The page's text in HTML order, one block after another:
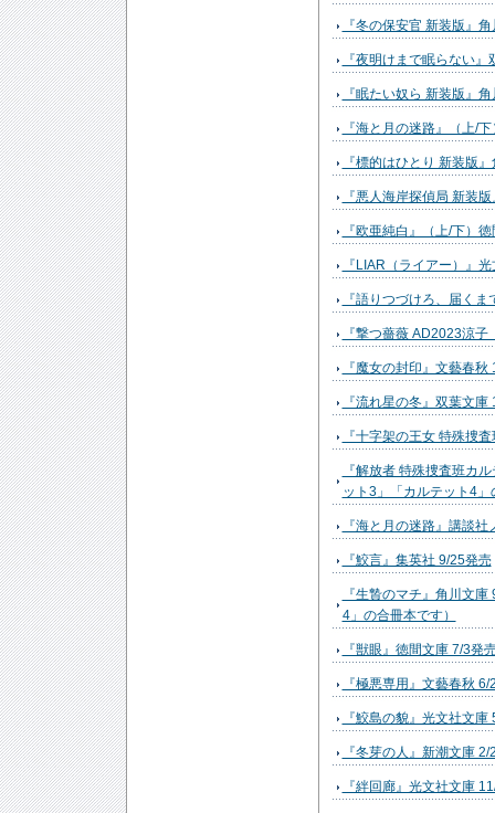
『冬の保安官 新装版』
『夜明けまで眠らない
『眠たい奴ら 新装版』
『海と月の迷路』（上/
『標的はひとり 新装版
『悪人海岸探偵局 新装
『欧亜純白』（上/下）
『LIAR（ライアー）』
『語りつづけろ、届く
『撃つ薔薇 AD2023涼
『魔女の封印』文藝春秋
『流れ星の冬』双葉文庫
『十字架の王女 特殊捜
『解放者 特殊捜査班カ
ット3」「カルテット4
『海と月の迷路』講談
『鮫言』集英社 9/25発売
『生贄のマチ』角川文
4」の合冊本です）
『獣眼』徳間文庫 7/3発
『極悪専用』文藝春秋 6/
『鮫島の貌』光文社文庫
『冬芽の人』新潮文庫 2/
『絆回廊』光文社文庫